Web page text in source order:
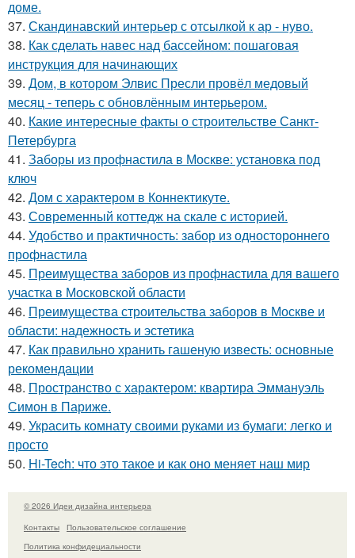
доме.
37. Скандинавский интерьер с отсылкой к ар - нуво.
38. Как сделать навес над бассейном: пошаговая
инструкция для начинающих
39. Дом, в котором Элвис Пресли провёл медовый
месяц - теперь с обновлённым интерьером.
40. Какие интересные факты о строительстве Санкт-
Петербурга
41. Заборы из профнастила в Москве: установка под
ключ
42. Дом с характером в Коннектикуте.
43. Современный коттедж на скале с историей.
44. Удобство и практичность: забор из одностороннего
профнастила
45. Преимущества заборов из профнастила для вашего
участка в Московской области
46. Преимущества строительства заборов в Москве и
области: надежность и эстетика
47. Как правильно хранить гашеную известь: основные
рекомендации
48. Пространство с характером: квартира Эммануэль
Симон в Париже.
49. Украсить комнату своими руками из бумаги: легко и
просто
50. Hi-Tech: что это такое и как оно меняет наш мир
© 2026 Идеи дизайна интерьера
Контакты
Пользовательское соглашение
Политика конфидециальности